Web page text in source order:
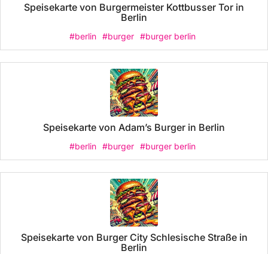
Speisekarte von Burgermeister Kottbusser Tor in
Berlin
#berlin #burger #burger berlin
Speisekarte von Adam’s Burger in Berlin
#berlin #burger #burger berlin
Speisekarte von Burger City Schlesische Straße in
Berlin